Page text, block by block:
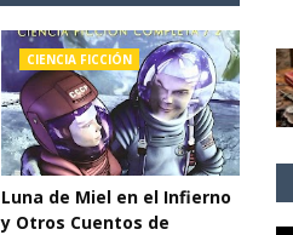
CIENCIA FICCIÓN
Luna de Miel en el Infierno
y Otros Cuentos de